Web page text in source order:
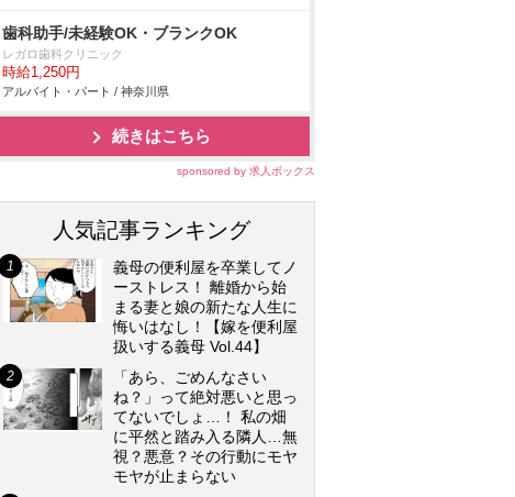
歯科助手/未経験OK・ブランクOK
レガロ歯科クリニック
時給1,250円
アルバイト・パート / 神奈川県
続きはこちら
sponsored by 求人ボックス
人気記事ランキング
義母の便利屋を卒業してノ
ーストレス！ 離婚から始
まる妻と娘の新たな人生に
悔いはなし！【嫁を便利屋
扱いする義母 Vol.44】
「あら、ごめんなさい
ね？」って絶対悪いと思っ
てないでしょ…！ 私の畑
に平然と踏み入る隣人…無
視？悪意？その行動にモヤ
モヤが止まらない